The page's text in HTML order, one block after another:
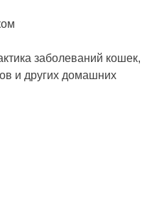
заболеваний кошек,
и других домашних